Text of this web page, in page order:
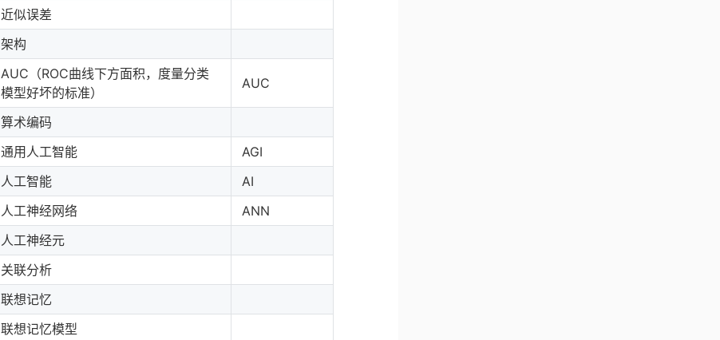
近似误差
架构
AUC（ROC曲线下方面积，度量分类
模型好坏的标准）
AUC
算术编码
通用人工智能
AGI
人工智能
AI
人工神经网络
ANN
人工神经元
关联分析
联想记忆
联想记忆模型